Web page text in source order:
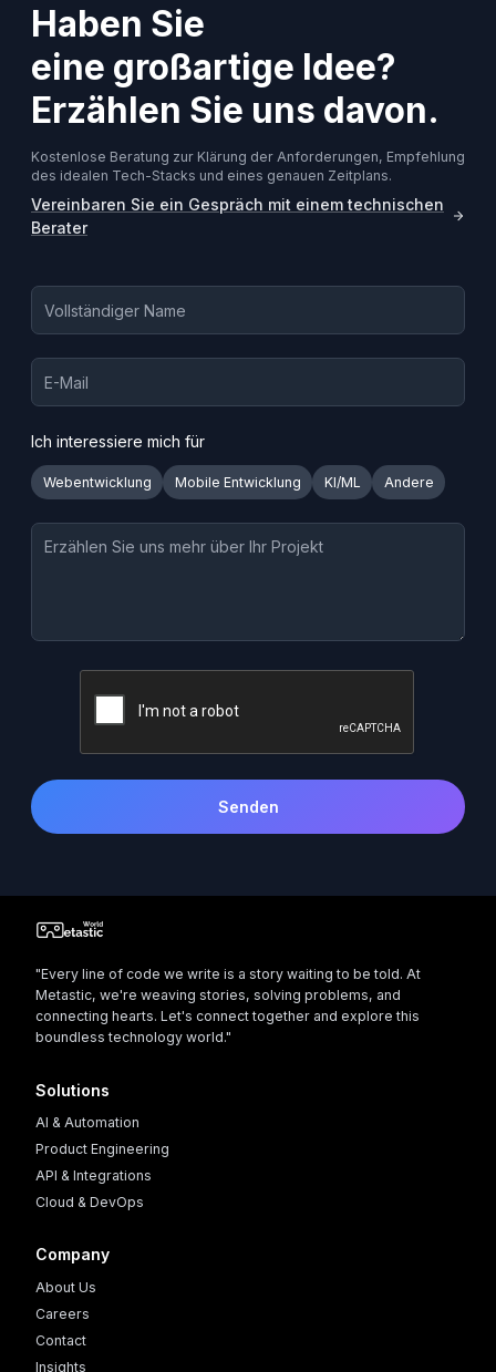
Haben Sie
eine großartige Idee?
Erzählen Sie uns davon.
Kostenlose Beratung zur Klärung der Anforderungen, Empfehlung
des idealen Tech-Stacks und eines genauen Zeitplans.
Vereinbaren Sie ein Gespräch mit einem technischen
Berater
Ich interessiere mich für
Webentwicklung Mobile Entwicklung KI/ML Andere
Senden
"Every line of code we write is a story waiting to be told. At
Metastic, we're weaving stories, solving problems, and
connecting hearts. Let's connect together and explore this
boundless technology world."
Solutions
AI & Automation
Product Engineering
API & Integrations
Cloud & DevOps
Company
About Us
Careers
Contact
Insights